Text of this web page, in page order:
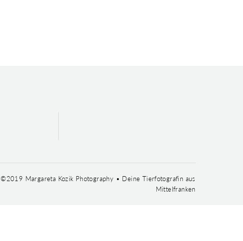
©2019 Margareta Kozik Photography • Deine Tierfotografin aus
Mittelfranken